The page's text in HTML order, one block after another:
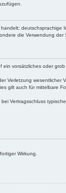
deutschsprachige
die Verwendung der
vorsätzliches oder
Verletzung wesentlicher
gilt auch für mittelbare
Vertragsschluss
Wirkung.